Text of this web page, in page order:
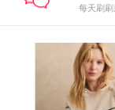
每天刷